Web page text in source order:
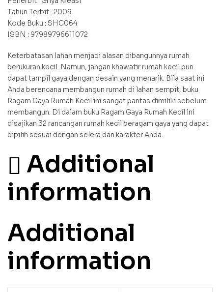
Tahun Terbit : 2009
Kode Buku : SHC064
ISBN : 97989796611072
Keterbatasan lahan menjadi alasan dibangunnya rumah
berukuran kecil. Namun, jangan khawatir rumah kecil pun
dapat tampil gaya dengan desain yang menarik. Bila saat ini
Anda berencana membangun rumah di lahan sempit, buku
Ragam Gaya Rumah Kecil ini sangat pantas dimiliki sebelum
membangun. Di dalam buku Ragam Gaya Rumah Kecil ini
disajikan 32 rancangan rumah kecil beragam gaya yang dapat
dipilih sesuai dengan selera dan karakter Anda.
Additional
information
Additional
information